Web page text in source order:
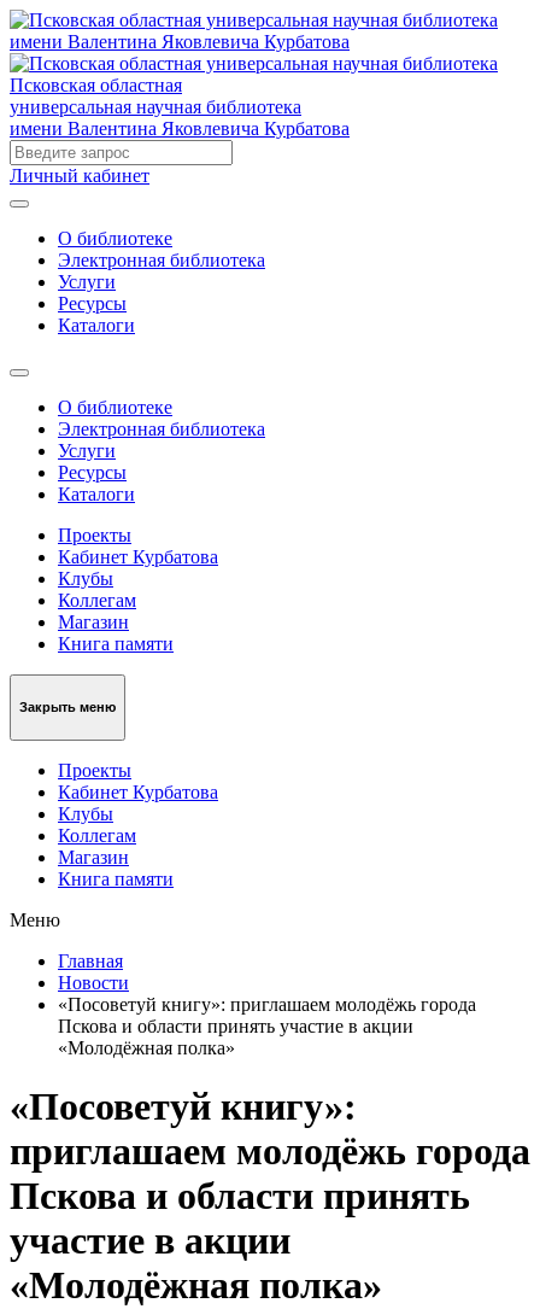
Псковская областная
универсальная научная библиотека
имени Валентина Яковлевича Курбатова
Личный кабинет
О библиотеке
Электронная библиотека
Услуги
Ресурсы
Каталоги
О библиотеке
Электронная библиотека
Услуги
Ресурсы
Каталоги
Проекты
Кабинет Курбатова
Клубы
Коллегам
Магазин
Книга памяти
Закрыть меню
Проекты
Кабинет Курбатова
Клубы
Коллегам
Магазин
Книга памяти
Меню
Главная
Новости
«Посоветуй книгу»: приглашаем молодёжь города
Пскова и области принять участие в акции
«Молодёжная полка»
«Посоветуй книгу»:
приглашаем молодёжь города
Пскова и области принять
участие в акции
«Молодёжная полка»